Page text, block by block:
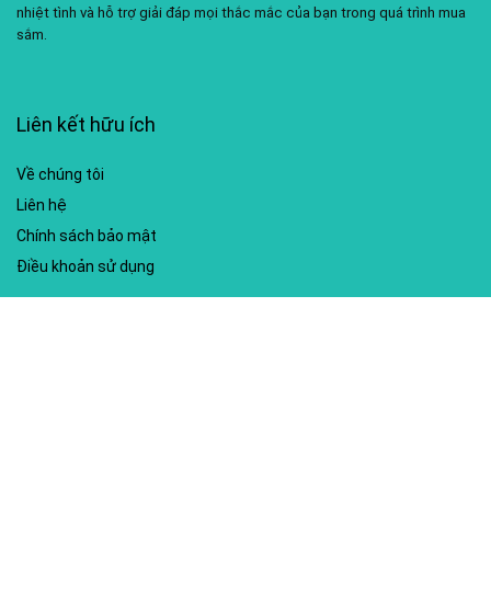
nhiệt tình và hỗ trợ giải đáp mọi thắc mắc của bạn trong quá trình mua
sắm.
Liên kết hữu ích
Về chúng tôi
Liên hệ
Chính sách bảo mật
Điều khoản sử dụng